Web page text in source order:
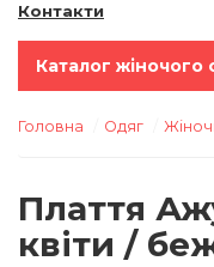
Контакти
Каталог жіночого
Головна Одяг
Плаття
квіти /